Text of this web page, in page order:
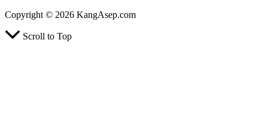
Copyright © 2026 KangAsep.com
Scroll to Top